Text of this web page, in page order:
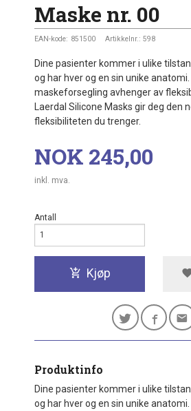
Maske nr. 00
EAN-kode: 851500 Artikkelnr.: 598
Dine pasienter kommer i ulike
og har hver og en sin unike
maskeforsegling avhenger av
Laerdal Silicone Masks gir deg den
fleksibiliteten du trenger.
Pris
NOK 245,00
inkl. mva.
Antall
Kjøp
Produktinfo
Dine pasienter kommer i ulike
og har hver og en sin unike